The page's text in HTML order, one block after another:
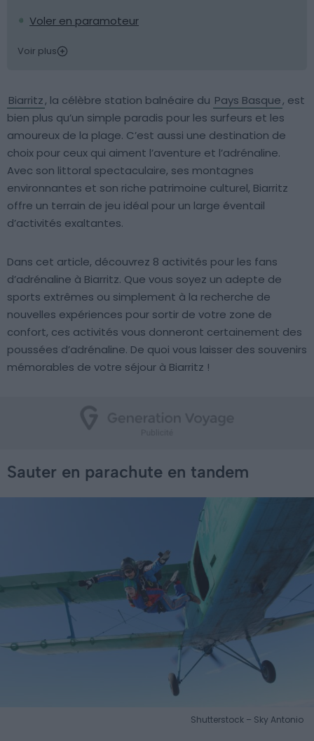
Voler en paramoteur
Voir plus
Biarritz, la célèbre station balnéaire du Pays Basque, est
bien plus qu’un simple paradis pour les surfeurs et les
amoureux de la plage. C’est aussi une destination de
choix pour ceux qui aiment l’aventure et l’adrénaline.
Avec son littoral spectaculaire, ses montagnes
environnantes et son riche patrimoine culturel, Biarritz
offre un terrain de jeu idéal pour un large éventail
d’activités exaltantes.
Dans cet article, découvrez 8 activités pour les fans
d’adrénaline à Biarritz. Que vous soyez un adepte de
sports extrêmes ou simplement à la recherche de
nouvelles expériences pour sortir de votre zone de
confort, ces activités vous donneront certainement des
poussées d’adrénaline. De quoi vous laisser des souvenirs
mémorables de votre séjour à Biarritz !
Sauter en parachute en tandem
Shutterstock – Sky Antonio